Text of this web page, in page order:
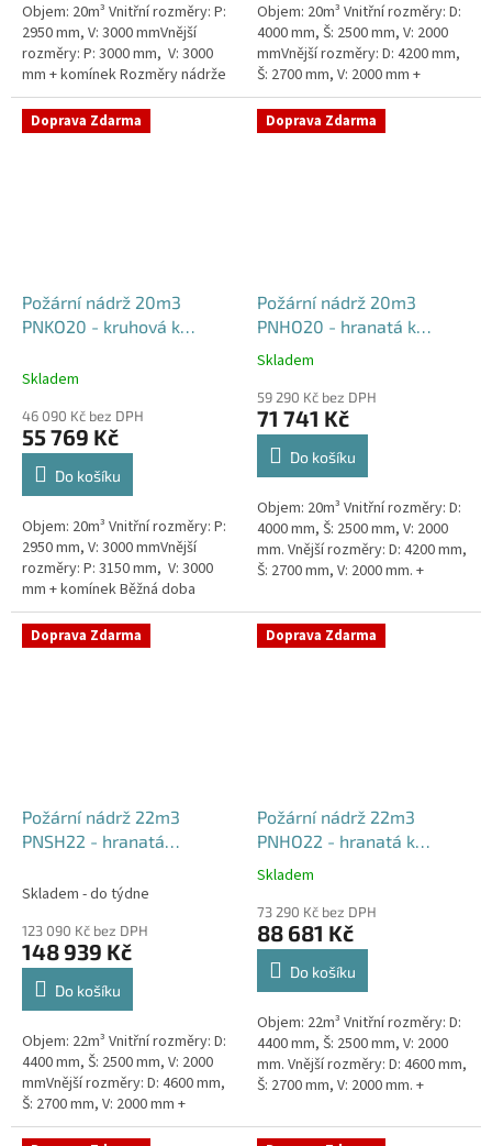
Objem: 20m³ Vnitřní rozměry: P:
2950 mm, V: 3000 mmVnější
rozměry: P: 3000 mm, V: 3000
mm + komínek Rozměry nádrže
možno jakkoliv upravit -
vyrobíme nádrž na míru!Nádrž...
Objem: 20m³ Vnitřní rozměry: D:
4000 mm, Š: 2500 mm, V: 2000
mmVnější rozměry: D: 4200 mm,
Š: 2700 mm, V: 2000 mm +
komínek Běžná doba dodání 2-3
týdny od objednávky. Rozměry...
Doprava Zdarma
Požární nádrž 20m3
PNKO20 - kruhová k
Skladem
46 090 Kč bez DPH
55 769 Kč
Do košíku
Objem: 20m³ Vnitřní rozměry: P:
2950 mm, V: 3000 mmVnější
rozměry: P: 3150 mm, V: 3000
mm + komínek Běžná doba
dodání 2-3 týdny od objednávky.
Rozměry nádrže možno...
Doprava Zdarma
Požární nádrž 20m3
PNHO20 - hranatá k
obetonování
Průměrné
produktu
je
5,0
hvězdiček.
Skladem
59 290 Kč bez DPH
71 741 Kč
Do košíku
Objem: 20m³ Vnitřní rozměry: D:
4000 mm, Š: 2500 mm, V: 2000
mm. Vnější rozměry: D: 4200 mm,
Š: 2700 mm, V: 2000 mm. +
týdny od objednávky....
Doprava Zdarma
Požární nádrž 22m3
PNSH22 - hranatá
Skladem - do týdne
123 090 Kč bez DPH
148 939 Kč
Do košíku
Objem: 22m³ Vnitřní rozměry: D:
4400 mm, Š: 2500 mm, V: 2000
mmVnější rozměry: D: 4600 mm,
Š: 2700 mm, V: 2000 mm +
komínek Běžná doba dodání 2-3
Doprava Zdarma
Požární nádrž 22m3
PNHO22 - hranatá k
obetonování
Průměrné
produktu
je
5,0
hvězdiček.
Skladem
73 290 Kč bez DPH
88 681 Kč
Do košíku
Objem: 22m³ Vnitřní rozměry: D:
4400 mm, Š: 2500 mm, V: 2000
mm. Vnější rozměry: D: 4600 mm,
Š: 2700 mm, V: 2000 mm. +
týdny od objednávky....